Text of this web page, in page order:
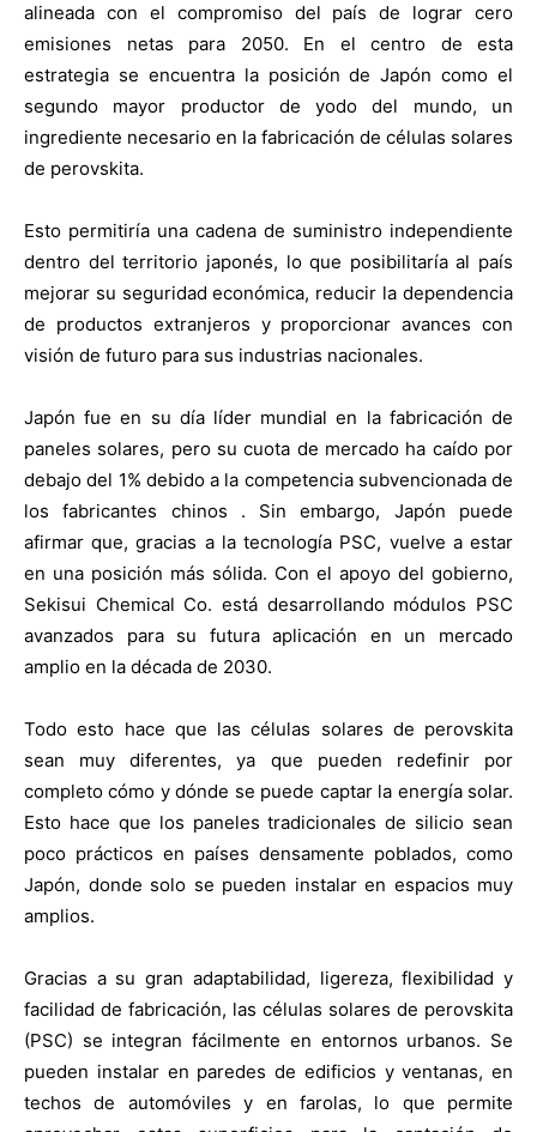
alineada con el compromiso del país de lograr cero
emisiones netas para 2050. En el centro de esta
estrategia se encuentra la posición de Japón como el
segundo mayor productor de yodo del mundo, un
ingrediente necesario en la fabricación de células solares
de perovskita.
Esto permitiría una cadena de suministro independiente
dentro del territorio japonés, lo que posibilitaría al país
mejorar su seguridad económica, reducir la dependencia
de productos extranjeros y proporcionar avances con
visión de futuro para sus industrias nacionales.
Japón fue en su día líder mundial en la fabricación de
paneles solares, pero su cuota de mercado ha caído por
debajo del 1% debido a la competencia subvencionada de
los fabricantes chinos . Sin embargo, Japón puede
afirmar que, gracias a la tecnología PSC, vuelve a estar
en una posición más sólida. Con el apoyo del gobierno,
Sekisui Chemical Co. está desarrollando módulos PSC
avanzados para su futura aplicación en un mercado
amplio en la década de 2030.
Todo esto hace que las células solares de perovskita
sean muy diferentes, ya que pueden redefinir por
completo cómo y dónde se puede captar la energía solar.
Esto hace que los paneles tradicionales de silicio sean
poco prácticos en países densamente poblados, como
Japón, donde solo se pueden instalar en espacios muy
amplios.
Gracias a su gran adaptabilidad, ligereza, flexibilidad y
facilidad de fabricación, las células solares de perovskita
(PSC) se integran fácilmente en entornos urbanos. Se
pueden instalar en paredes de edificios y ventanas, en
techos de automóviles y en farolas, lo que permite